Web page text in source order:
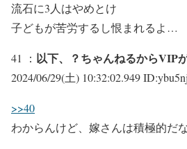
流石に3人はやめとけ
子どもが苦労するし恨まれるよ…
41 ： 以下、？ちゃんねるからVIP
2024/06/29(土) 10:32:02.949
>>40
わからんけど、嫁さんは積極的だ